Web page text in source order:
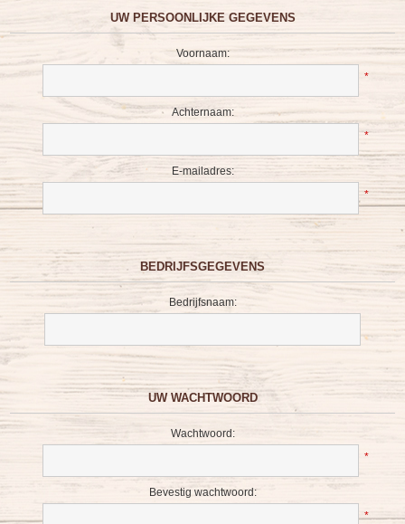
UW PERSOONLIJKE GEGEVENS
Voornaam:
*
Achternaam:
*
E-mailadres:
*
BEDRIJFSGEGEVENS
Bedrijfsnaam:
UW WACHTWOORD
Wachtwoord:
*
Bevestig wachtwoord:
*